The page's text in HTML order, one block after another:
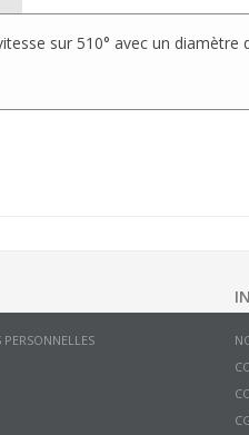
sur 510° avec un diamètre